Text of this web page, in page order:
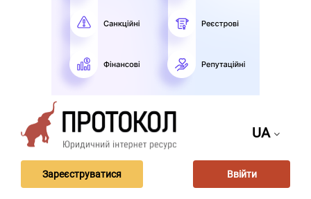
UA
Зареєструватися Ввійти